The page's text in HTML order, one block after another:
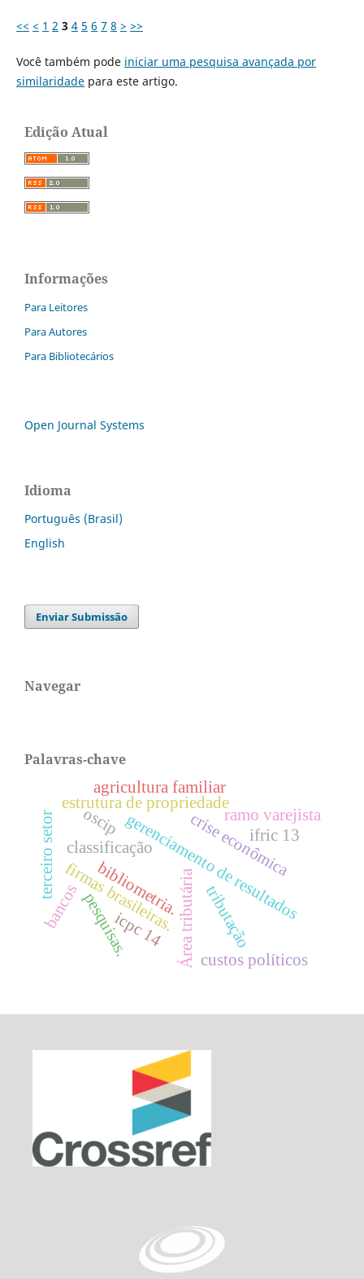
<< < 1 2 3 4 5 6 7 8 > >>
Você também pode iniciar uma pesquisa avançada por
similaridadepara este artigo.
Edição Atual
Informações
Para Leitores
Para Autores
Para Bibliotecários
Open Journal Systems
Idioma
Português (Brasil)
English
Enviar Submissão
Navegar
Palavras-chave
classificação
Área tributária tributação
gerenciamento de resultados
estrutura de propriedade
firmas brasileiras.
agricultura familiar
bibliometria.
bancos
crise econômica
pesquisas.
terceiro setor oscip ramo varejista
custos políticos
ifric 13
icpc 14